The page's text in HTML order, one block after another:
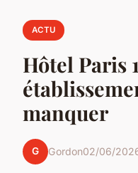
ACTU
Hôtel Paris
manquer
G Gordon02/06/